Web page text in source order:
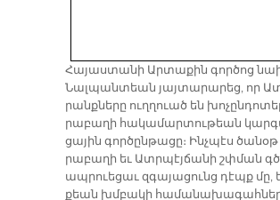
Հա­յաս­տա­նի Ար­տա­քին գոր­ծոց
Նալ­պան­տեան յայ­տա­րա­րեց, որ
րանք­նե­րը ուղ­ղուած են
րա­բա­ղի հա­կա­մար­տու­թեան
ցա­յին գոր­ծըն­թա­ցը։ Ինչ­պէս
րա­բա­ղի եւ Ատր­պէյ­ճա­նի շփման
ապ­րուե­ցաւ զգա­յա­ցունց դէպք մը,
քեան խմբա­կի